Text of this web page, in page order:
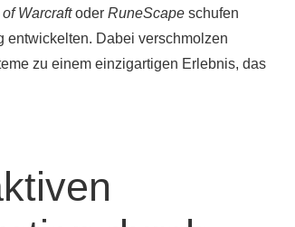
Warcraftoder RuneScape schufen
entwickelten. Dabei verschmolzen
zu einem einzigartigen Erlebnis, das